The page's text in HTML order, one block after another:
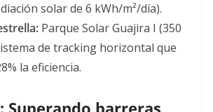
solar de 6 kWh/m²/día).
Parque Solar Guajira I (350
de tracking horizontal que
la eficiencia.